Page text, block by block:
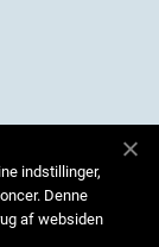
indstillinger,
Denne
af websiden